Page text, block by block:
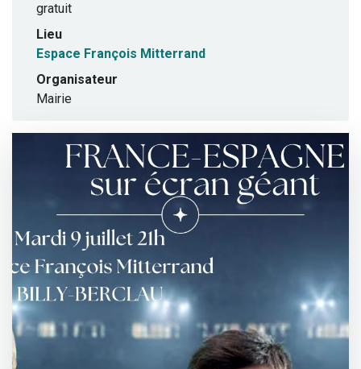
gratuit
Lieu
Espace François Mitterrand
Organisateur
Mairie